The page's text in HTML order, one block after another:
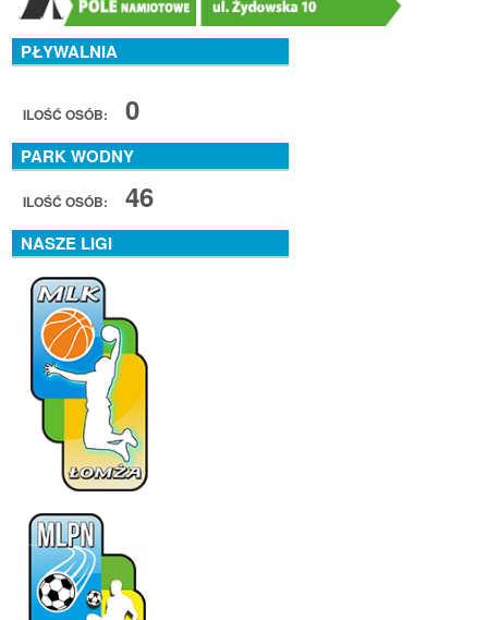
PŁYWALNIA
ILOŚĆ OSÓB: 0
PARK WODNY
ILOŚĆ OSÓB: 46
NASZE LIGI